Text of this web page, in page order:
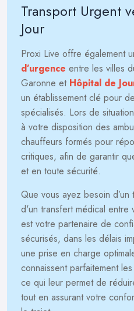
Transport Urgent
Jour
Proxi Live offre également
d’urgence entre les villes
Garonne et Hôpital de
un établissement clé pour
spécialisés. Lors de
à votre disposition des
chauffeurs formés pour
critiques, afin de garantir
et en toute sécurité.
Que vous ayez besoin d’un
d'un transfert médical entre
est votre partenaire de
sécurisés, dans les délais
une prise en charge
connaissent parfaitement
ce qui leur permet de
tout en assurant votre